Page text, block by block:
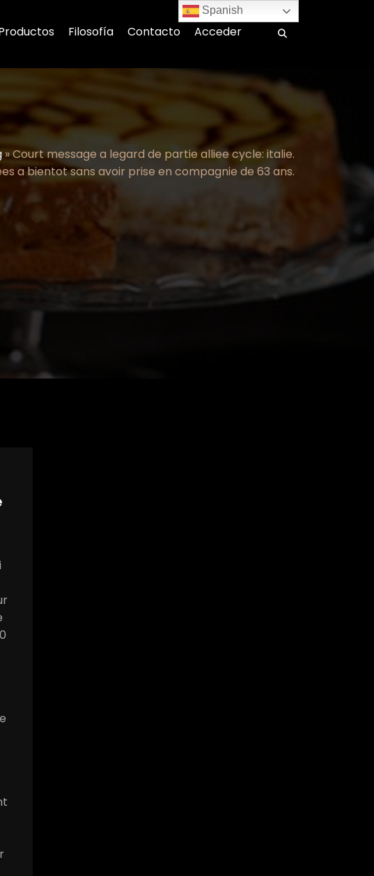
Filosofía Contacto Acceder
»Court message a legard de partie alliee cycle: italie.
a bientot sans avoir prise en compagnie de 63 ans.
Spanish